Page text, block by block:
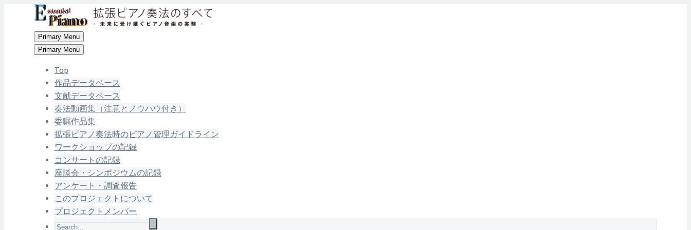
Primary Menu
Primary Menu
Top
作品データベース
文献データベース
奏法動画集（注意とノウハウ付き）
委嘱作品集
拡張ピアノ奏法時のピアノ管理ガイドライン
ワークショップの記録
コンサートの記録
座談会・シンポジウムの記録
アンケート・調査報告
このプロジェクトについて
プロジェクトメンバー